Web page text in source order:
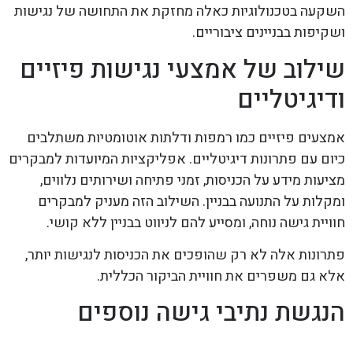
השקעה בטכנולוגיות כאלה מחזקת את התחושה של נגישות
ושקיפות בבניינים ציבוריים.
שילוב של אמצעי נגישות פיזיים
ודיגיטליים
אמצעים פיזיים כמו רמפות ודלתות אוטומטיות משתלבים
כיום עם פתרונות דיגיטליים. אפליקציות המיועדות למבקרים
מציעות מידע על הכניסות, זמני פתיחה ושירותים נלווים,
ומקלות על התנועה בבניין. השילוב הזה מעניק למבקרים
חוויית גישה נוחה, ומסייע להם לניווט בבניין ללא קושי.
פתרונות אלה לא רק שהופכים את הכניסות לנגישות יותר,
אלא גם משפרים את חוויית הביקור הכללית.
הנגשת נתיבי גישה נוספים